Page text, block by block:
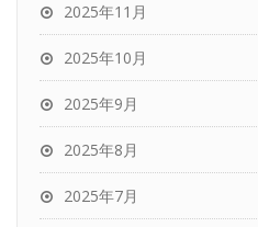
2025年11月
2025年10月
2025年9月
2025年8月
2025年7月